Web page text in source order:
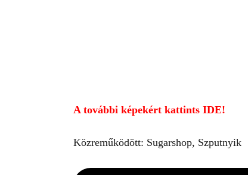
A további képekért kattints IDE!
Közreműködött: Sugarshop, Szputnyik